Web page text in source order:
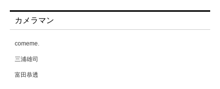
能美真奈
カメラマン
comeme.
三浦雄司
富田恭透